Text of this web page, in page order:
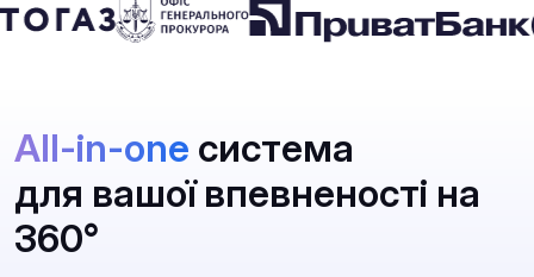
All-in-one система
для вашої впевненості на
360°